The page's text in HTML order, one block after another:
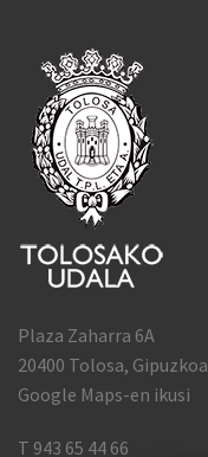
Plaza Zaharra 6A
20400 Tolosa, Gipuzkoa
Google Maps-en ikusi
T 943 65 44 66